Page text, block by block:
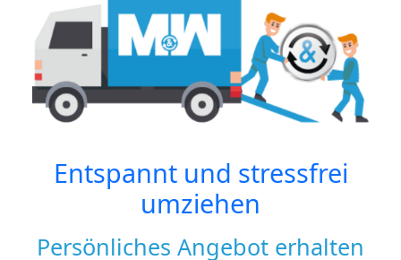
Entspannt und stressfrei
umziehen
Persönliches Angebot erhalten